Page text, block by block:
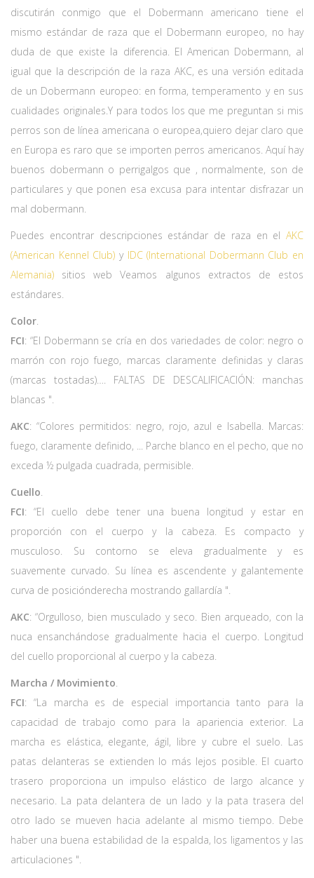
discutirán conmigo que el Dobermann americano tiene el
mismo estándar de raza que el Dobermann europeo, no hay
duda de que existe la diferencia. El American Dobermann, al
igual que la descripción de la raza AKC, es una versión editada
de un Dobermann europeo: en forma, temperamento y en sus
cualidades originales.Y para todos los que me preguntan si mis
perros son de línea americana o europea,quiero dejar claro que
en Europa es raro que se importen perros americanos. Aquí hay
buenos dobermann o perrigalgos que , normalmente, son de
particulares y que ponen esa excusa para intentar disfrazar un
mal dobermann.
Puedes encontrar descripciones estándar de raza en el AKC
(American Kennel Club) y IDC (International Dobermann Club en
Alemania) sitios web Veamos algunos extractos de estos
estándares.
Color
FCI: “El Dobermann se cría en dos variedades de color: negro o
marrón con rojo fuego, marcas claramente definidas y claras
(marcas tostadas)…. FALTAS DE DESCALIFICACIÓN: manchas
blancas ".
AKC: “Colores permitidos: negro, rojo, azul e Isabella. Marcas:
fuego, claramente definido, ... Parche blanco en el pecho, que no
exceda ½ pulgada cuadrada, permisible.
Cuello
FCI: “El cuello debe tener una buena longitud y estar en
proporción con el cuerpo y la cabeza. Es compacto y
musculoso. Su contorno se eleva gradualmente y es
suavemente curvado. Su línea es ascendente y galantemente
curva de posiciónderecha mostrando gallardía ".
AKC: “Orgulloso, bien musculado y seco. Bien arqueado, con la
nuca ensanchándose gradualmente hacia el cuerpo. Longitud
del cuello proporcional al cuerpo y la cabeza.
Marcha / Movimiento
FCI: “La marcha es de especial importancia tanto para la
capacidad de trabajo como para la apariencia exterior. La
marcha es elástica, elegante, ágil, libre y cubre el suelo. Las
patas delanteras se extienden lo más lejos posible. El cuarto
trasero proporciona un impulso elástico de largo alcance y
necesario. La pata delantera de un lado y la pata trasera del
otro lado se mueven hacia adelante al mismo tiempo. Debe
haber una buena estabilidad de la espalda, los ligamentos y las
articulaciones ".